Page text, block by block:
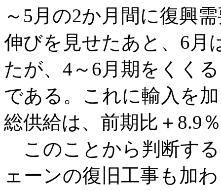
～5月の2か月間に復興
伸びを見せたあと、6月
たが、4～6月期をくく
である。これに輸入を
総供給は、前期比＋8.9
このことから判断す
ェーンの復旧工事も加